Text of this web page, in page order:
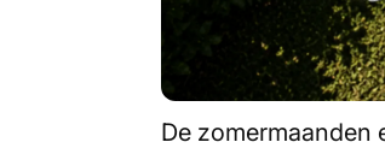
De zomermaanden